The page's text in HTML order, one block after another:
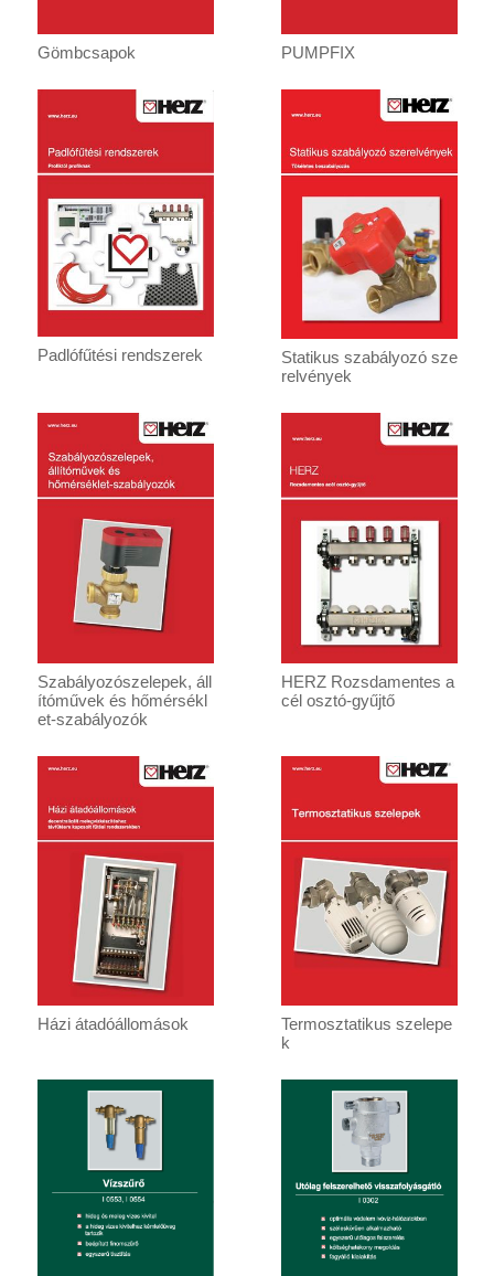
Gömbcsapok PUMPFIX
Padlófűtési rendszerek
Statikus szabályozó sze
relvények
Szabályozószelepek, áll
ítóművek és hőmérsékl
et-szabályozók
HERZ Rozsdamentes a
cél osztó-gyűjtő
Házi átadóállomások
Termosztatikus szelepe
k